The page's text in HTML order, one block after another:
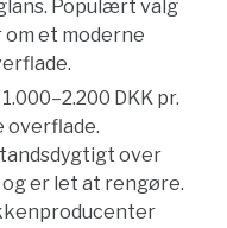
Populært valg
om et moderne
1.000–2.200 DKK pr.
overflade.
over
er let at rengøre.